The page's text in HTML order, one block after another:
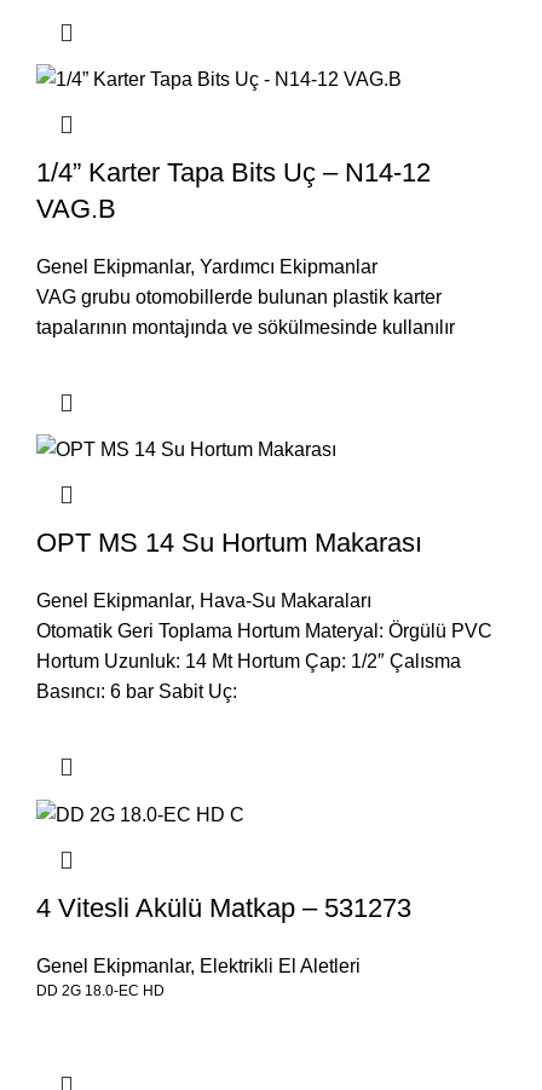
1/4” Karter Tapa Bits Uç – N14-12
VAG.B
Genel Ekipmanlar, Yardımcı Ekipmanlar
VAG grubu otomobillerde bulunan plastik karter
tapalarının montajında ve sökülmesinde kullanılır
OPT MS 14 Su Hortum Makarası
Genel Ekipmanlar, Hava-Su Makaraları
Otomatik Geri Toplama Hortum Materyal: Örgülü PVC
Hortum Uzunluk: 14 Mt Hortum Çap: 1/2″ Çalısma
Basıncı: 6 bar Sabit Uç:
4 Vitesli Akülü Matkap – 531273
Genel Ekipmanlar, Elektrikli El Aletleri
DD 2G 18.0-EC HD